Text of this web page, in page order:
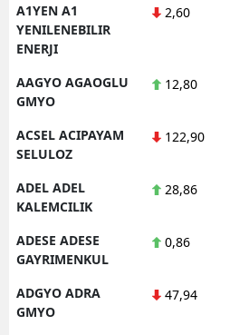
A1YEN A1
YENILENEBILIR
ENERJI
2,60
AAGYO AGAOGLU
GMYO
12,80
ACSEL ACIPAYAM
SELULOZ
122,90
ADEL ADEL
KALEMCILIK
28,86
ADESE ADESE
GAYRIMENKUL
0,86
ADGYO ADRA
GMYO
47,94